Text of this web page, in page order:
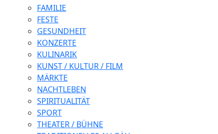
FAMILIE
FESTE
GESUNDHEIT
KONZERTE
KULINARIK
KUNST / KULTUR / FILM
MÄRKTE
NACHTLEBEN
SPIRITUALITÄT
SPORT
THEATER / BÜHNE